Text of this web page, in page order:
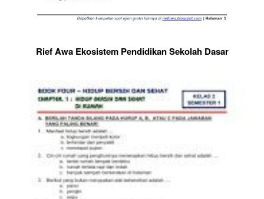
Rief Awa Ekosistem Pendidikan Sekolah Dasar